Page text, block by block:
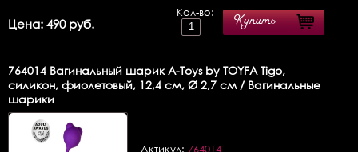
Цена: 490 руб.
Кол-во:
Купить
764014 Вагинальный шарик A-Toys by TOYFA Tigo,
силикон, фиолетовый, 12,4 см, Ø 2,7 см / Вагинальные
шарики
Актикул: 764014